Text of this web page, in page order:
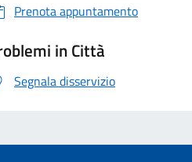
Prenota appuntamento
in Città
Segnala disservizio